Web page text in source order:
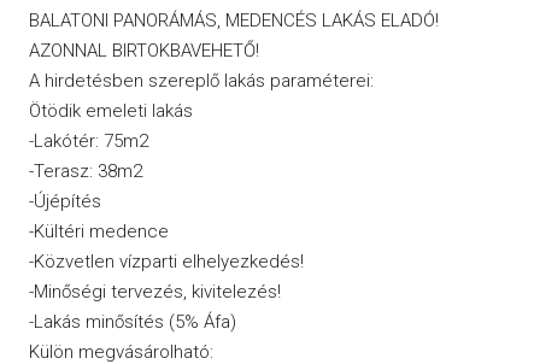
BALATONI PANORÁMÁS, MEDENCÉS LAKÁS ELADÓ!
AZONNAL BIRTOKBAVEHETŐ!
A hirdetésben szereplő lakás paraméterei:
Ötödik emeleti lakás
-Lakótér: 75m2
-Terasz: 38m2
-Újépítés
-Kültéri medence
-Közvetlen vízparti elhelyezkedés!
-Minőségi tervezés, kivitelezés!
-Lakás minősítés (5% Áfa)
Külön megvásárolható: